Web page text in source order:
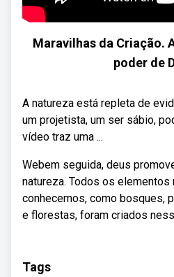
Maravilhas da Criação.
poder de
A natureza está repleta de
um projetista, um ser sábio,
vídeo traz uma ...
Webem seguida, deus
natureza. Todos os elementos
conhecemos, como bosques,
e florestas, foram criados
Tags